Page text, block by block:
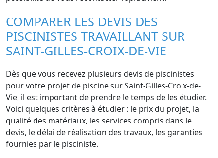
COMPARER LES DEVIS DES
PISCINISTES TRAVAILLANT SUR
SAINT-GILLES-CROIX-DE-VIE
Dès que vous recevez plusieurs devis de piscinistes
pour votre projet de piscine sur Saint-Gilles-Croix-de-
Vie, il est important de prendre le temps de les étudier.
Voici quelques critères à étudier : le prix du projet, la
qualité des matériaux, les services compris dans le
devis, le délai de réalisation des travaux, les garanties
fournies par le pisciniste.